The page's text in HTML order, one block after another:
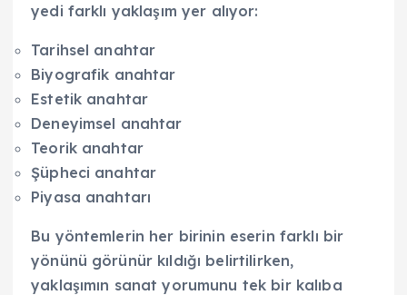
yedi farklı yaklaşım yer alıyor:
Tarihsel anahtar
Biyografik anahtar
Estetik anahtar
Deneyimsel anahtar
Teorik anahtar
Şüpheci anahtar
Piyasa anahtarı
Bu yöntemlerin her birinin eserin farklı bir
yönünü görünür kıldığı belirtilirken,
yaklaşımın sanat yorumunu tek bir kalıba